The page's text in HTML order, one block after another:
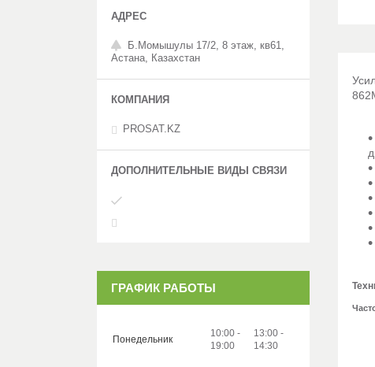
I
Б.Момышулы 17/2, 8 этаж, кв61,
Астана, Казахстан
PROSAT.KZ
ГРАФИК РАБОТЫ
Понедельник
10:00
19:00
13:00
14:30